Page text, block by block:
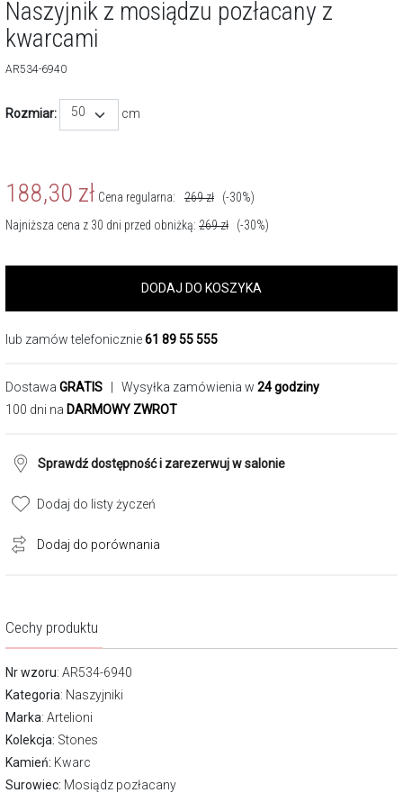
Naszyjnik z mosiądzu pozłacany z
kwarcami
AR534-6940
Rozmiar: 50 cm
188,30 zł Cena regularna: 269zł
(-30%)
Najniższa cena z 30 dni przed obniżką: 269zł (-30%)
DODAJ DO KOSZYKA
lub zamów telefonicznie61 89 55 555
Dostawa GRATIS | Wysyłka zamówienia w 24 godziny
100 dni na DARMOWY ZWROT
Sprawdź dostępność i zarezerwuj w salonie
Dodaj do listy życzeń
Dodaj do porównania
Cechy produktu
Nr wzoru: AR534-6940
Kategoria: Naszyjniki
Marka: Artelioni
Kolekcja: Stones
Kamień: Kwarc
Surowiec: Mosiądz pozłacany